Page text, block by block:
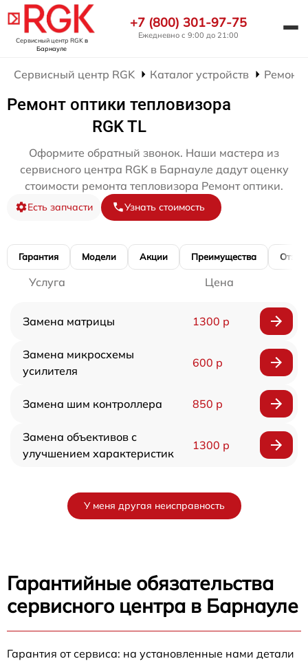
Сервисный центр RGKв
Барнауле
+7 (800) 301-97-75
Ежедневно с 9:00 до 21:00
Сервисный центр RGK Каталог устройств Ремонт
Ремонт оптики тепловизора
RGK TL
Оформите обратный звонок. Наши мастера из
сервисного центра RGK в Барнауле дадут оценку
стоимости ремонта тепловизора Ремонт оптики.
Есть запчасти Узнать стоимость
Гарантия Модели Акции Преимущества
Услуга Цена
Замена матрицы 1300 р
Замена микросхемы
усилителя
600 р
Замена шим контроллера 850 р
Замена объективов с
улучшением характеристик
1300 р
У меня другая неисправность
Гарантийные обязательства
сервисного центра в Барнауле
Гарантия от сервиса: на установленные нами детали